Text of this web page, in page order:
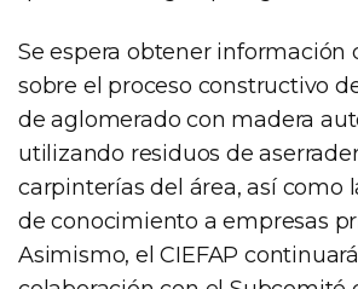
Se espera obtener información
sobre el proceso constructivo
de aglomerado con madera
utilizando residuos de
carpinterías del área, así como
de conocimiento a empresas
Asimismo, el CIEFAP